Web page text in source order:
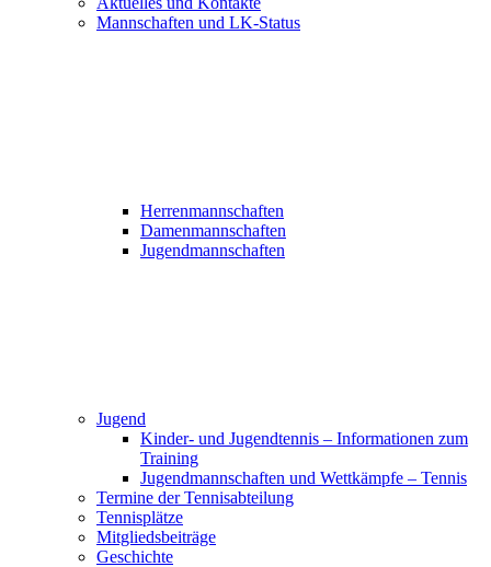
Mannschaften und LK-Status
Herrenmannschaften
Damenmannschaften
Jugendmannschaften
Jugend
Kinder- und Jugendtennis – Informationen zum
Training
Jugendmannschaften und Wettkämpfe – Tennis
Termine der Tennisabteilung
Tennisplätze
Mitgliedsbeiträge
Geschichte